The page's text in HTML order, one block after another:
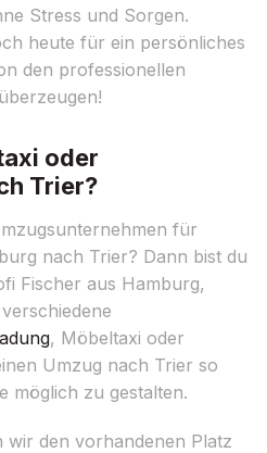
Stress und Sorgen.
heute für ein persönliches
den professionellen
oder
Trier?
für
nach Trier? Dann bist du
Fischer aus Hamburg,
, Möbeltaxi oder
Umzug nach Trier so
möglich zu gestalten.
wir den vorhandenen Platz